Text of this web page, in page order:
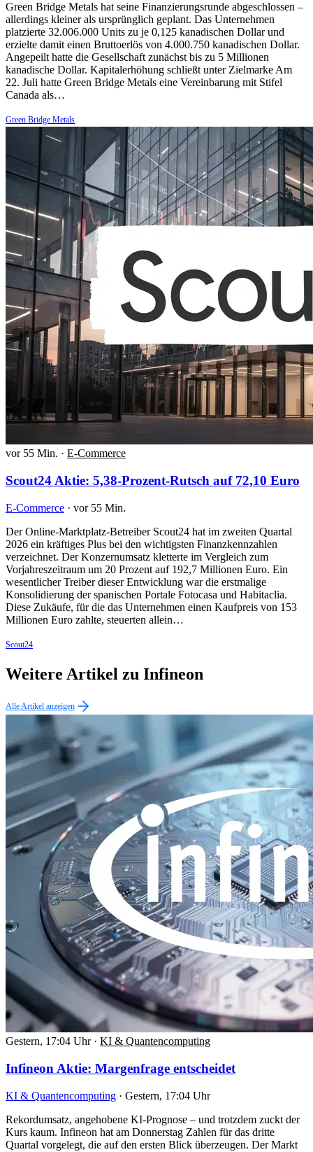
Green Bridge Metals hat seine Finanzierungsrunde abgeschlossen –
allerdings kleiner als ursprünglich geplant. Das Unternehmen
platzierte 32.006.000 Units zu je 0,125 kanadischen Dollar und
erzielte damit einen Bruttoerlös von 4.000.750 kanadischen Dollar.
Angepeilt hatte die Gesellschaft zunächst bis zu 5 Millionen
kanadische Dollar. Kapitalerhöhung schließt unter Zielmarke Am
22. Juli hatte Green Bridge Metals eine Vereinbarung mit Stifel
Canada als…
Green Bridge Metals
vor 55 Min. · E-Commerce
Scout24 Aktie: 5,38-Prozent-Rutsch auf 72,10 Euro
E-Commerce · vor 55 Min.
Der Online-Marktplatz-Betreiber Scout24 hat im zweiten Quartal
2026 ein kräftiges Plus bei den wichtigsten Finanzkennzahlen
verzeichnet. Der Konzernumsatz kletterte im Vergleich zum
Vorjahreszeitraum um 20 Prozent auf 192,7 Millionen Euro. Ein
wesentlicher Treiber dieser Entwicklung war die erstmalige
Konsolidierung der spanischen Portale Fotocasa und Habitaclia.
Diese Zukäufe, für die das Unternehmen einen Kaufpreis von 153
Millionen Euro zahlte, steuerten allein…
Scout24
Weitere Artikel zu Infineon
Alle Artikel anzeigen
Gestern, 17:04 Uhr · KI & Quantencomputing
Infineon Aktie: Margenfrage entscheidet
KI & Quantencomputing · Gestern, 17:04 Uhr
Rekordumsatz, angehobene KI-Prognose – und trotzdem zuckt der
Kurs kaum. Infineon hat am Donnerstag Zahlen für das dritte
Quartal vorgelegt, die auf den ersten Blick überzeugen. Der Markt